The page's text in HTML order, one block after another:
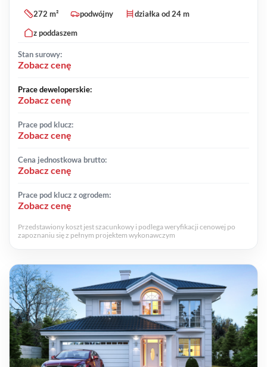
272 m² podwójny
działka od 24 m
z poddaszem
Stan surowy:
Zobacz cenę
Prace deweloperskie:
Zobacz cenę
Prace pod klucz:
Zobacz cenę
Cena jednostkowa brutto:
Zobacz cenę
Prace pod klucz z ogrodem:
Zobacz cenę
Przedstawiony koszt jest szacunkowy i podlega weryfikacji cenowej po
zapoznaniu się z pełnym projektem wykonawczym